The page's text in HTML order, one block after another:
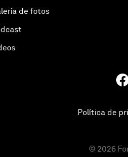
de fotos
Política de
© 2026